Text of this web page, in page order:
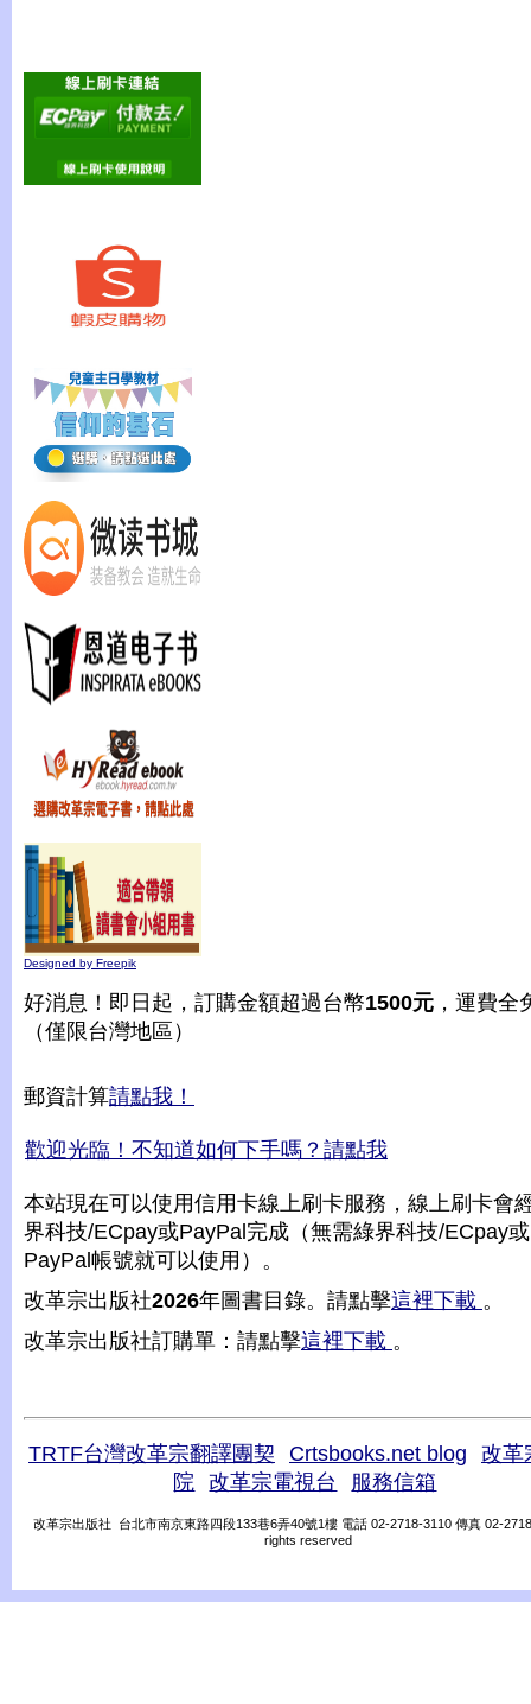
Designed by Freepik
好消息！即日起，訂購金額超過台幣1500元 ，運費全
（僅限台灣地區）
郵資計算請點我！
歡迎光臨！不知道如何下手嗎？請點我
本站現在可以使用信用卡線上刷卡服務，線上刷卡會
界科技/ECpay或PayPal完成（無需綠界科技/ECpay或
PayPal帳號就可以使用）。
改革宗出版社2026年圖書目錄。請點擊這裡下載 。
改革宗出版社訂購單：請點擊這裡下載 。
TRTF台灣改革宗翻譯團契 Crtsbooks.net blog
改革
院
改革宗電視台 服務信箱
改革宗出版社 台北市南京東路四段133巷6弄40號1樓 電話 02-2718-3110 傳真 02-
rights reserved